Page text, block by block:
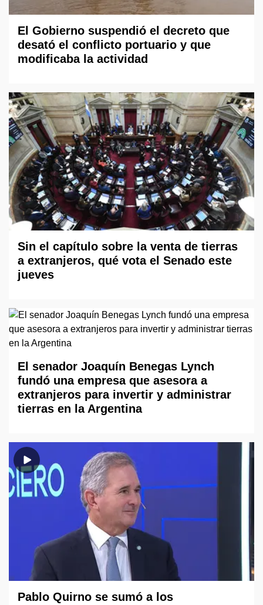
El Gobierno suspendió el decreto que
desató el conflicto portuario y que
modificaba la actividad
Sin el capítulo sobre la venta de tierras
a extranjeros, qué vota el Senado este
jueves
El senador Joaquín Benegas Lynch
fundó una empresa que asesora a
extranjeros para invertir y administrar
tierras en la Argentina
Pablo Quirno se sumó a los